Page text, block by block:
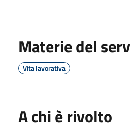
Materie del
Vita lavorativa
A chi è rivolto